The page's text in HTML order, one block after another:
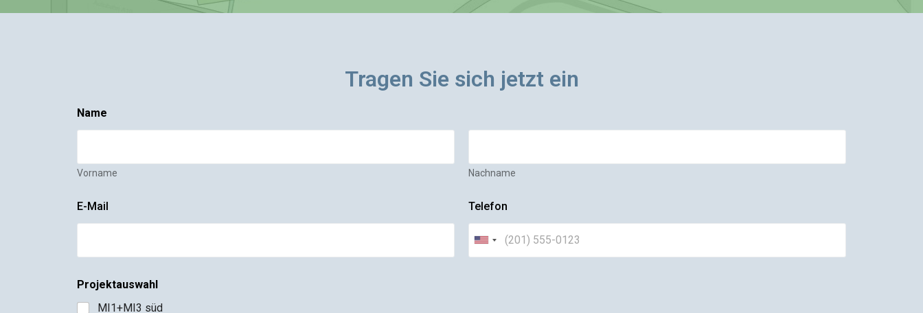
Tragen Sie sich jetzt ein
Name
Vorname Nachname
E-Mail Telefon
Projektauswahl
MI1+MI3 süd